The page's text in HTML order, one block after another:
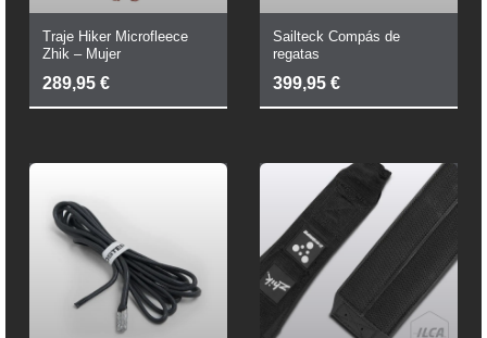
Traje Hiker Microfleece
Zhik – Mujer
289,95 €
Sailteck Compás de
regatas
399,95 €